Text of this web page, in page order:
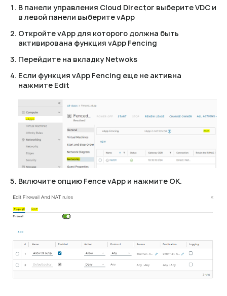
В панели управления Cloud Director выберите VDC и
в левой панели выберите vApp
Откройте vApp для которого должна быть
активирована функция vApp Fencing
Перейдите на вкладку Netwoks
Если функция vApp Fencing еще не активна
нажмите Edit
Включите опцию Fence vApp и нажмите OK.